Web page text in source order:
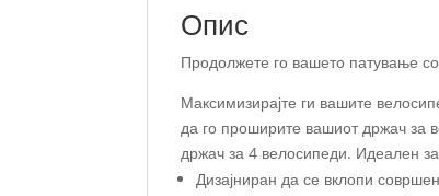
Опис
Продолжете го вашето патување
Максимизирајте ги вашите
да го проширите вашиот држач за
држач за 4 велосипеди. Идеален
Дизајниран да се вклопи